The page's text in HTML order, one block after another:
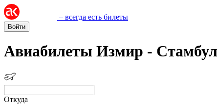
– всегда есть билеты
Войти
Авиабилеты Измир - Стамбул
Откуда